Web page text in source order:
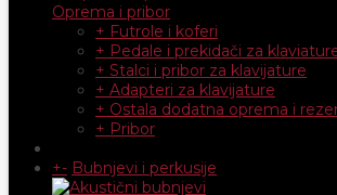
Oprema i pribor
+ Futrole i koferi
+ Pedale i prekidači za
+ Stalci i pribor za klavijature
+ Adapteri za klavijature
+ Ostala dodatna oprema i
+ Pribor
+- Bubnjevi i perkusije